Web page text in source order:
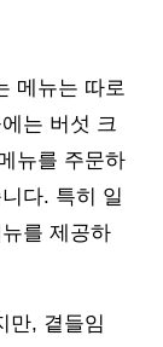
메뉴는 따로
는 버섯 크
뉴를 주문하
다. 특히 일
를 제공하
만, 곁들임